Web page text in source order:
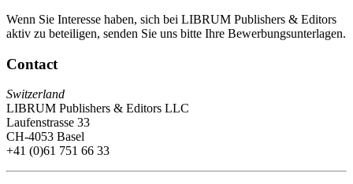
Wenn Sie Interesse haben, sich bei LIBRUM Publishers & Editors
aktiv zu beteiligen, senden Sie uns bitte Ihre Bewerbungsunterlagen.
Contact
Switzerland
LIBRUM Publishers & Editors LLC
Laufenstrasse 33
CH-4053 Basel
+41 (0)61 751 66 33